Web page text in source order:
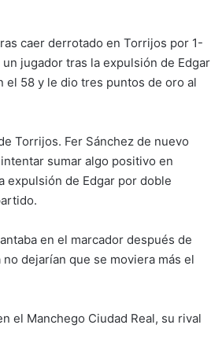
caer derrotado en Torrijos por 1-
jugador tras la expulsión de Edgar
el 58 y le dio tres puntos de oro al
Torrijos. Fer Sánchez de nuevo
sumar algo positivo en
expulsión de Edgar por doble
en el marcador después de
dejarían que se moviera más el
el Manchego Ciudad Real, su rival